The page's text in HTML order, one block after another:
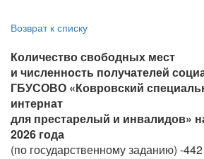
Возврат к списку
Количество свободных мест
и численность получателей
ГБУСОВО «Ковровский
интернат
для престарелый и инвалидов»
2026 года
(по государственному заданию) -442